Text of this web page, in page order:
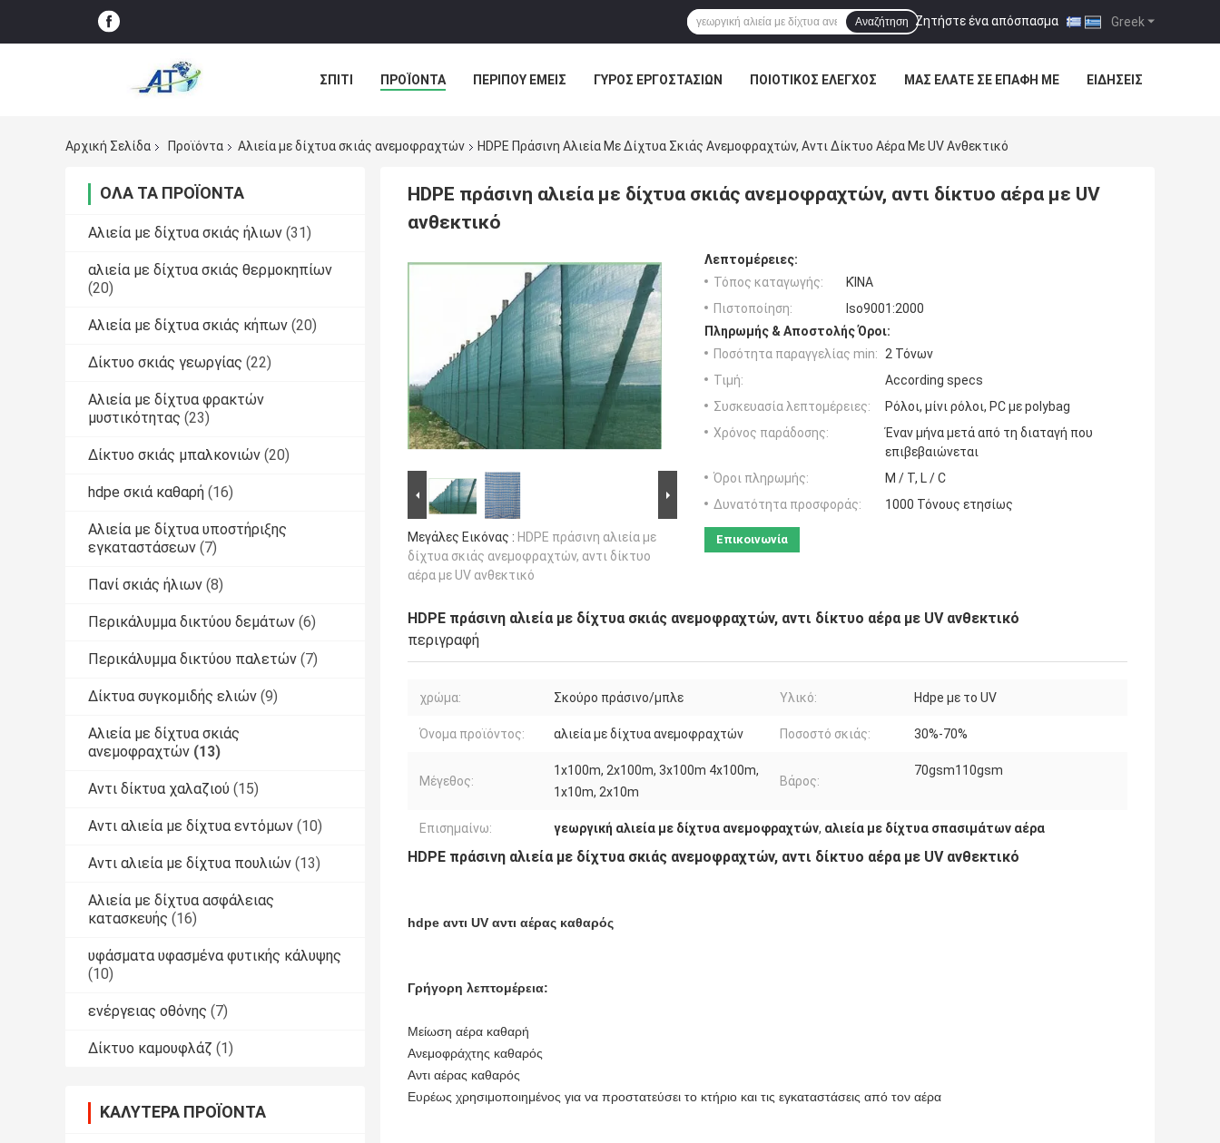
Greek
Ζητήστε ένα απόσπασμα |
Αναζήτηση
ΣΠΊΤΙ ΠΡΟΪΌΝΤΑ ΠΕΡΊΠΟΥ ΕΜΕΊΣ ΓΎΡΟΣ ΕΡΓΟΣΤΑΣΊΩΝ ΠΟΙΟΤΙΚΌΣ ΈΛΕΓΧΟΣ ΜΑΣ ΕΛΆΤΕ ΣΕ ΕΠΑΦΉ ΜΕ ΕΙΔΉΣΕΙΣ
Αρχική Σελίδα
Προϊόντα Αλιεία με δίχτυα σκιάς ανεμοφραχτών HDPE Πράσινη Αλιεία Με Δίχτυα Σκιάς Ανεμοφραχτών, Αντι Δίκτυο Αέρα Με UV Ανθεκτικό
ΌΛΑ ΤΑ ΠΡΟΪΌΝΤΑ
Αλιεία με δίχτυα σκιάς ήλιων (31)
αλιεία με δίχτυα σκιάς θερμοκηπίων
(20)
Αλιεία με δίχτυα σκιάς κήπων (20)
Δίκτυο σκιάς γεωργίας (22)
Αλιεία με δίχτυα φρακτών
μυστικότητας (23)
Δίκτυο σκιάς μπαλκονιών (20)
hdpe σκιά καθαρή (16)
Αλιεία με δίχτυα υποστήριξης
εγκαταστάσεων (7)
Πανί σκιάς ήλιων (8)
Περικάλυμμα δικτύου δεμάτων (6)
Περικάλυμμα δικτύου παλετών (7)
Δίκτυα συγκομιδής ελιών (9)
Αλιεία με δίχτυα σκιάς
ανεμοφραχτών (13)
Αντι δίκτυα χαλαζιού (15)
Αντι αλιεία με δίχτυα εντόμων (10)
Αντι αλιεία με δίχτυα πουλιών (13)
Αλιεία με δίχτυα ασφάλειας
κατασκευής (16)
υφάσματα υφασμένα φυτικής κάλυψης
(10)
ενέργειας οθόνης (7)
Δίκτυο καμουφλάζ (1)
ΚΑΛΎΤΕΡΑ ΠΡΟΪΌΝΤΑ
HDPE πράσινη αλιεία με δίχτυα σκιάς ανεμοφραχτών, αντι δίκτυο αέρα με UV
ανθεκτικό
Μεγάλες Εικόνας : HDPE πράσινη αλιεία με
δίχτυα σκιάς ανεμοφραχτών, αντι δίκτυο
αέρα με UV ανθεκτικό
Λεπτομέρειες:
Τόπος καταγωγής:
ΚΊΝΑ
Πιστοποίηση:
Iso9001:2000
Πληρωμής & Αποστολής Όροι:
Ποσότητα παραγγελίας min: 2 Τόνων
Τιμή:
According specs
Συσκευασία λεπτομέρειες:
Ρόλοι, μίνι ρόλοι, PC με polybag
Χρόνος παράδοσης:
Έναν μήνα μετά από τη διαταγή που
επιβεβαιώνεται
Όροι πληρωμής:
Μ / Τ, L / C
Δυνατότητα προσφοράς:
1000 Τόνους ετησίως
Επικοινωνία
HDPE πράσινη αλιεία με δίχτυα σκιάς ανεμοφραχτών, αντι δίκτυο αέρα με UV ανθεκτικό
περιγραφή
χρώμα: Σκούρο πράσινο/μπλε Υλικό: Hdpe με το UV
Όνομα προϊόντος: αλιεία με δίχτυα ανεμοφραχτών Ποσοστό σκιάς: 30%-70%
Μέγεθος:
1x100m, 2x100m, 3x100m 4x100m,
1x10m, 2x10m
Βάρος:
70gsm110gsm
Επισημαίνω: γεωργική αλιεία με δίχτυα ανεμοφραχτών, αλιεία με δίχτυα σπασιμάτων αέρα
HDPE πράσινη αλιεία με δίχτυα σκιάς ανεμοφραχτών, αντι δίκτυο αέρα με UV ανθεκτικό
hdpe αντι UV αντι αέρας καθαρός
Γρήγορη λεπτομέρεια:
Μείωση αέρα καθαρή
Ανεμοφράχτης καθαρός
Αντι αέρας καθαρός
Ευρέως χρησιμοποιημένος για να προστατεύσει το κτήριο και τις εγκαταστάσεις από τον αέρα